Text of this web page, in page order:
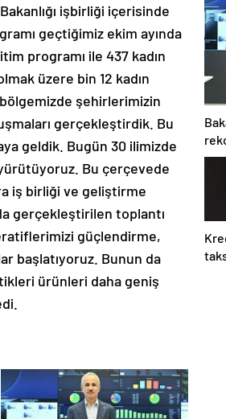
işbirliği içerisinde
geçtiğimiz ekim ayında
programı ile 437 kadın
üzere bin 12 kadın
şehirlerimizin
gerçekleştirdik. Bu
geldik. Bugün 30 ilimizde
Bu çerçevede
iş birliği ve geliştirme
gerçekleştirilen toplantı
güçlendirme,
başlatıyoruz. Bunun da
ürünleri daha geniş